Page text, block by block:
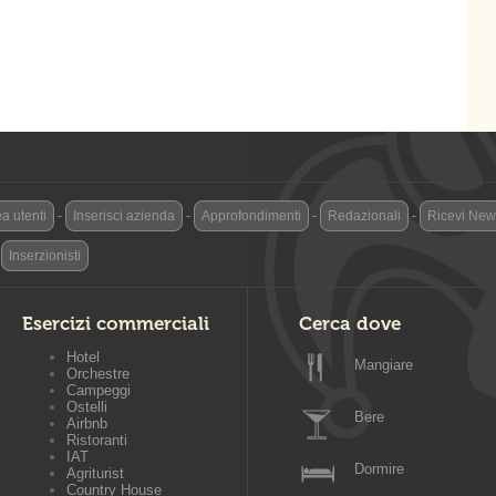
utenti - Inserisci azienda - Approfondimenti - Redazionali - Ricevi
Inserzionisti
Esercizi commerciali
Hotel
Orchestre
Campeggi
Ostelli
Airbnb
Ristoranti
IAT
Agriturist
Country House
Cerca dove
Mangiare
Bere
Dormire